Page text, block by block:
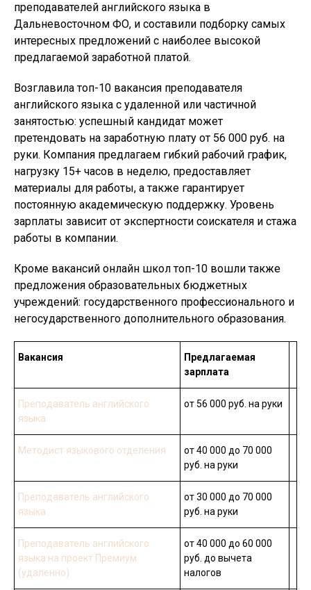
преподавателей английского языка в
Дальневосточном ФО, и составили подборку самых
интересных предложений с наиболее высокой
предлагаемой заработной платой.
Возглавила топ-10 вакансия преподавателя
английского языка с удаленной или частичной
занятостью: успешный кандидат может
претендовать на заработную плату от 56 000 руб. на
руки. Компания предлагаем гибкий рабочий график,
нагрузку 15+ часов в неделю, предоставляет
материалы для работы, а также гарантирует
постоянную академическую поддержку. Уровень
зарплаты зависит от экспертности соискателя и стажа
работы в компании.
Кроме вакансий онлайн школ топ-10 вошли также
предложения образовательных бюджетных
учреждений: государственного профессионального и
негосударственного дополнительного образования.
Вакансия
Предлагаемая
зарплата
Преподаватель английского
языка
от 56 000 руб. на руки
Методист языкового отделения
от 40 000 до 70 000
руб. на руки
Преподаватель английского
языка
от 30 000 до 70 000
руб. на руки
Преподаватель английского
языка на проект Премиум
(удаленно)
от 40 000 до 60 000
руб. до вычета
налогов